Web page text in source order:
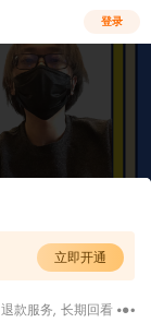
登录
立即开通
退款服务 长期回看